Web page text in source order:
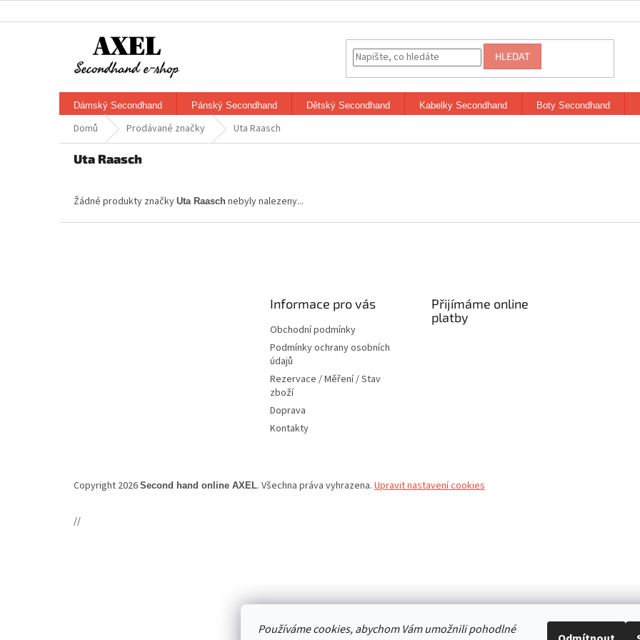
Používáme cookies, abychom Vám umožnili pohodlné
na
HLEDAT
Dámský Secondhand Pánský Secondhand Dětský Secondhand Kabelky Secondhand Boty Secondhand
Domů Prodávané značky Uta Raasch
Uta Raasch
Žádné produkty značky Uta Raasch nebyly nalezeny...
Informace pro vás
Obchodní podmínky
Podmínky ochrany osobních
údajů
Rezervace / Měření / Stav
zboží
Doprava
Kontakty
Přijímáme online
platby
Copyright 2026 Second hand online AXEL. Všechna práva vyhrazena. Upravit nastavení cookies
//